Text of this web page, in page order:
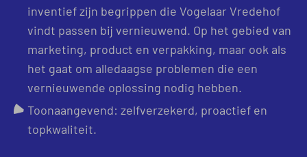
inventief zijn begrippen die Vogelaar Vredehof
vindt passen bij vernieuwend. Op het gebied van
marketing, product en verpakking, maar ook als
het gaat om alledaagse problemen die een
vernieuwende oplossing nodig hebben.
Toonaangevend: zelfverzekerd, proactief en
topkwaliteit.